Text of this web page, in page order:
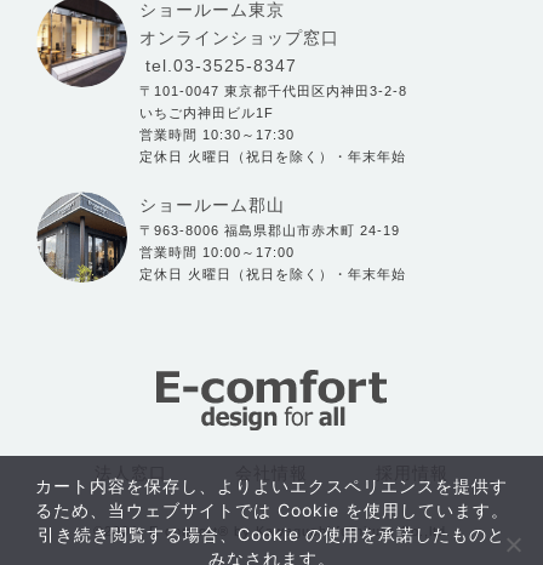
おすすめ
ショールーム東京
オンラインショップ窓口
tel.03-3525-8347
〒101-0047 東京都千代田区内神田3-2-8
いちご内神田ビル1F
営業時間 10:30～17:30
定休日 火曜日（祝日を除く）・年末年始
ショールーム郡山
〒963-8006 福島県郡山市赤木町 24-19
営業時間 10:00～17:00
定休日 火曜日（祝日を除く）・年末年始
©2004- E-comfort® by Kawaguchi furniture Co.,ltd.
カート内容を保存し、よりよいエクスペリエンスを提供す
るため、当ウェブサイトでは Cookie を使用しています。
引き続き閲覧する場合、Cookie の使用を承諾したものと
みなされます。